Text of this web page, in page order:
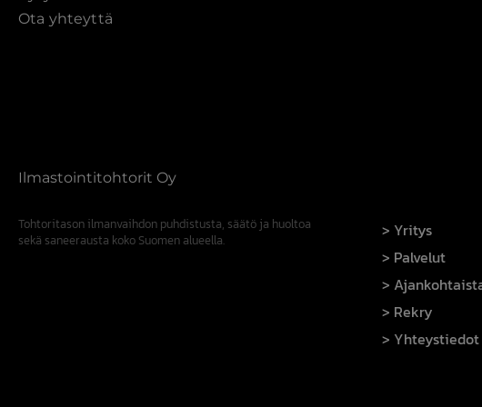
Ota yhteyttä
Ilmastointitohtorit Oy
Tohtoritason ilmanvaihdon puhdistusta, säätö ja huoltoa
sekä saneerausta koko Suomen alueella.
Yritys
Palvelut
Rekry
Yhteystiedot